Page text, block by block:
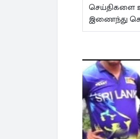
செய்திகளை
இணைந்து